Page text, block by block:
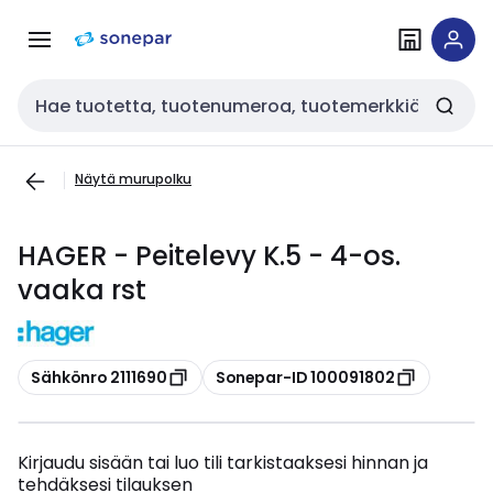
navigointiinsisältöön
Haku
Näytä murupolku
HAGER - Peitelevy K.5 - 4-os.
vaaka rst
Kopioi
Sähkönro 2111690 Kopioi
Sonepar-ID 100091802
Kirjaudu sisään tai luo tili tarkistaaksesi hinnan ja
tehdäksesi tilauksen